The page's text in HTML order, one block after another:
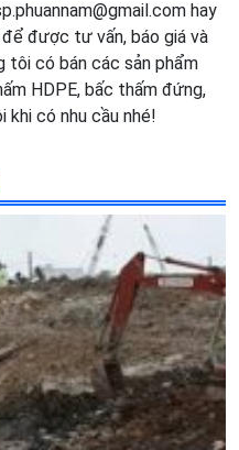
hay
được tư vấn, báo giá và
tôi có bán các sản phẩm
HDPE, bấc thấm đứng,
khi có nhu cầu nhé!